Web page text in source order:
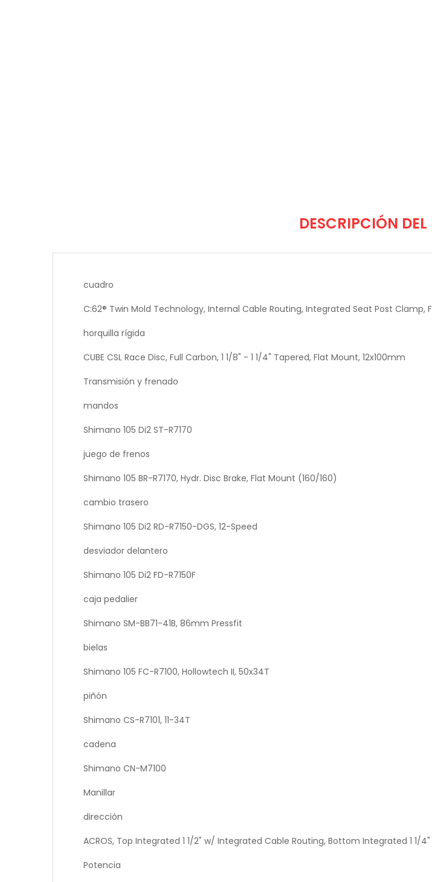
DESCRIPCIÓN
cuadro
C:62® Twin Mold Technology, Internal Cable Routing, Integrated Seat Post Clamp,
horquilla rígida
CUBE CSL Race Disc, Full Carbon, 1 1/8" - 1 1/4" Tapered, Flat Mount, 12x100mm
Transmisión y frenado
mandos
Shimano 105 Di2 ST-R7170
juego de frenos
Shimano 105 BR-R7170, Hydr. Disc Brake, Flat Mount (160/160)
cambio trasero
Shimano 105 Di2 RD-R7150-DGS, 12-Speed
desviador delantero
Shimano 105 Di2 FD-R7150F
caja pedalier
Shimano SM-BB71-41B, 86mm Pressfit
bielas
Shimano 105 FC-R7100, Hollowtech II, 50x34T
piñón
Shimano CS-R7101, 11-34T
cadena
Shimano CN-M7100
Manillar
dirección
ACROS, Top Integrated 1 1/2" w/ Integrated Cable Routing, Bottom Integrated 1 1/4"
Potencia